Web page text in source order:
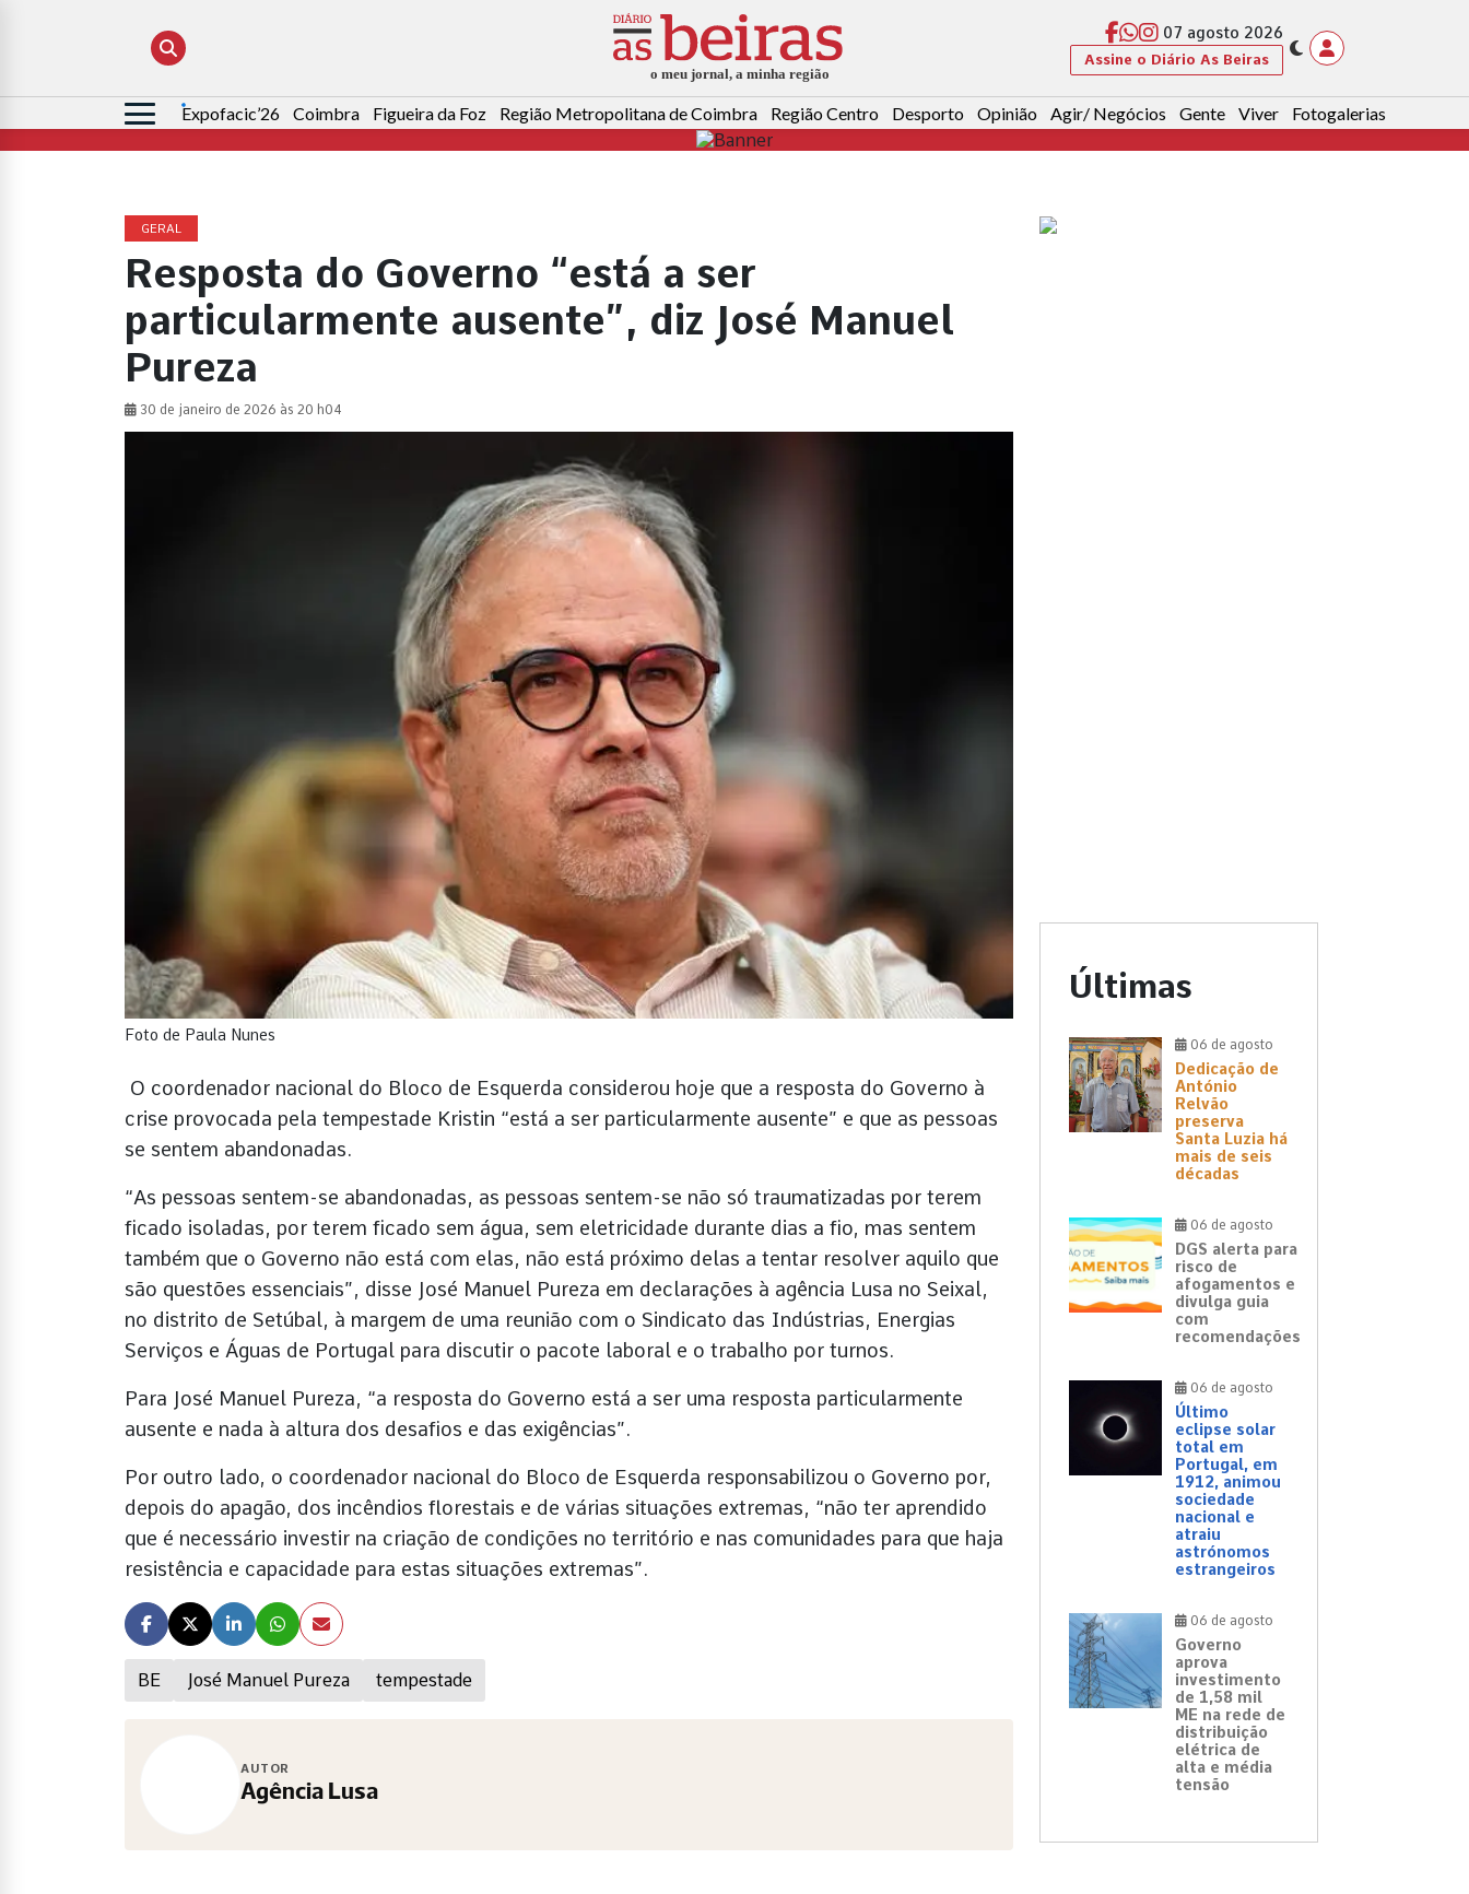
07 agosto 2026
Assine o Diário As Beiras
Pesquisar
por:
Expofacic’26 Coimbra Figueira da Foz Região Metropolitana de Coimbra Região Centro Desporto Opinião Agir/ Negócios Gente Viver Fotogalerias
GERAL
Resposta do Governo “está a ser
particularmente ausente”, diz José Manuel
Pureza
30 de janeiro de 2026 às 20 h04
Foto de Paula Nunes
BE José Manuel Pureza tempestade
AUTOR
Agência Lusa
O coordenador nacional do Bloco de Esquerda considerou hoje que a resposta do Governo à
crise provocada pela tempestade Kristin “está a ser particularmente ausente” e que as pessoas
se sentem abandonadas.
“As pessoas sentem-se abandonadas, as pessoas sentem-se não só traumatizadas por terem
ficado isoladas, por terem ficado sem água, sem eletricidade durante dias a fio, mas sentem
também que o Governo não está com elas, não está próximo delas a tentar resolver aquilo que
são questões essenciais”, disse José Manuel Pureza em declarações à agência Lusa no Seixal,
no distrito de Setúbal, à margem de uma reunião com o Sindicato das Indústrias, Energias
Serviços e Águas de Portugal para discutir o pacote laboral e o trabalho por turnos.
Para José Manuel Pureza, “a resposta do Governo está a ser uma resposta particularmente
ausente e nada à altura dos desafios e das exigências”.
Por outro lado, o coordenador nacional do Bloco de Esquerda responsabilizou o Governo por,
depois do apagão, dos incêndios florestais e de várias situações extremas, “não ter aprendido
que é necessário investir na criação de condições no território e nas comunidades para que haja
resistência e capacidade para estas situações extremas”.
Últimas
06 de agosto
Dedicação de
António
Relvão
preserva
Santa Luzia há
mais de seis
décadas
06 de agosto
DGS alerta para
risco de
afogamentos e
divulga guia
com
recomendações
06 de agosto
Último
eclipse solar
total em
Portugal, em
1912, animou
sociedade
nacional e
atraiu
astrónomos
estrangeiros
06 de agosto
Governo
aprova
investimento
de 1,58 mil
ME na rede de
distribuição
elétrica de
alta e média
tensão